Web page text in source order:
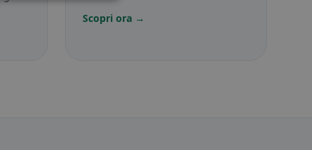
Scopri ora →